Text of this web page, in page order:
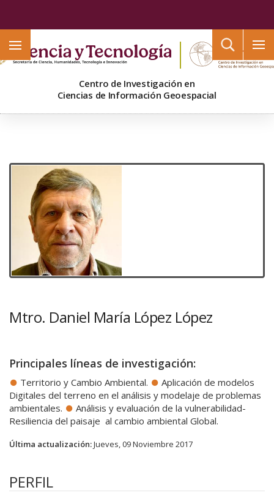
Centro de Investigación en
Ciencias de Información Geoespacial
Mtro. Daniel María López López
Principales líneas de investigación:
Territorio y Cambio Ambiental.
Aplicación de modelos
Digitales del terreno en el análisis y modelaje de problemas
ambientales.
Análisis y evaluación de la vulnerabilidad-
Resiliencia del paisaje al cambio ambiental Global.
Última actualización:Jueves, 09 Noviembre 2017
PERFIL